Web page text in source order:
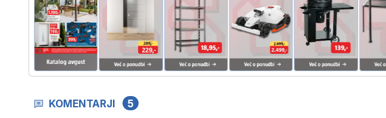
KOMENTARJI 5